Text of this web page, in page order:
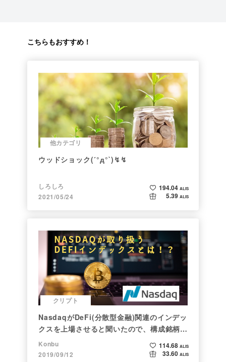
こちらもおすすめ！
他カテゴリ
ウッドショック(´°д°`)↯↯
しろしろ
2021/05/24
194.04 ALIS
5.39 ALIS
クリプト
NasdaqがDeFi(分散型金融)関連のインデッ
クスを上場させると聞いたので、構成銘柄を
調べてみた
Konbu
2019/09/12
114.68 ALIS
33.60 ALIS